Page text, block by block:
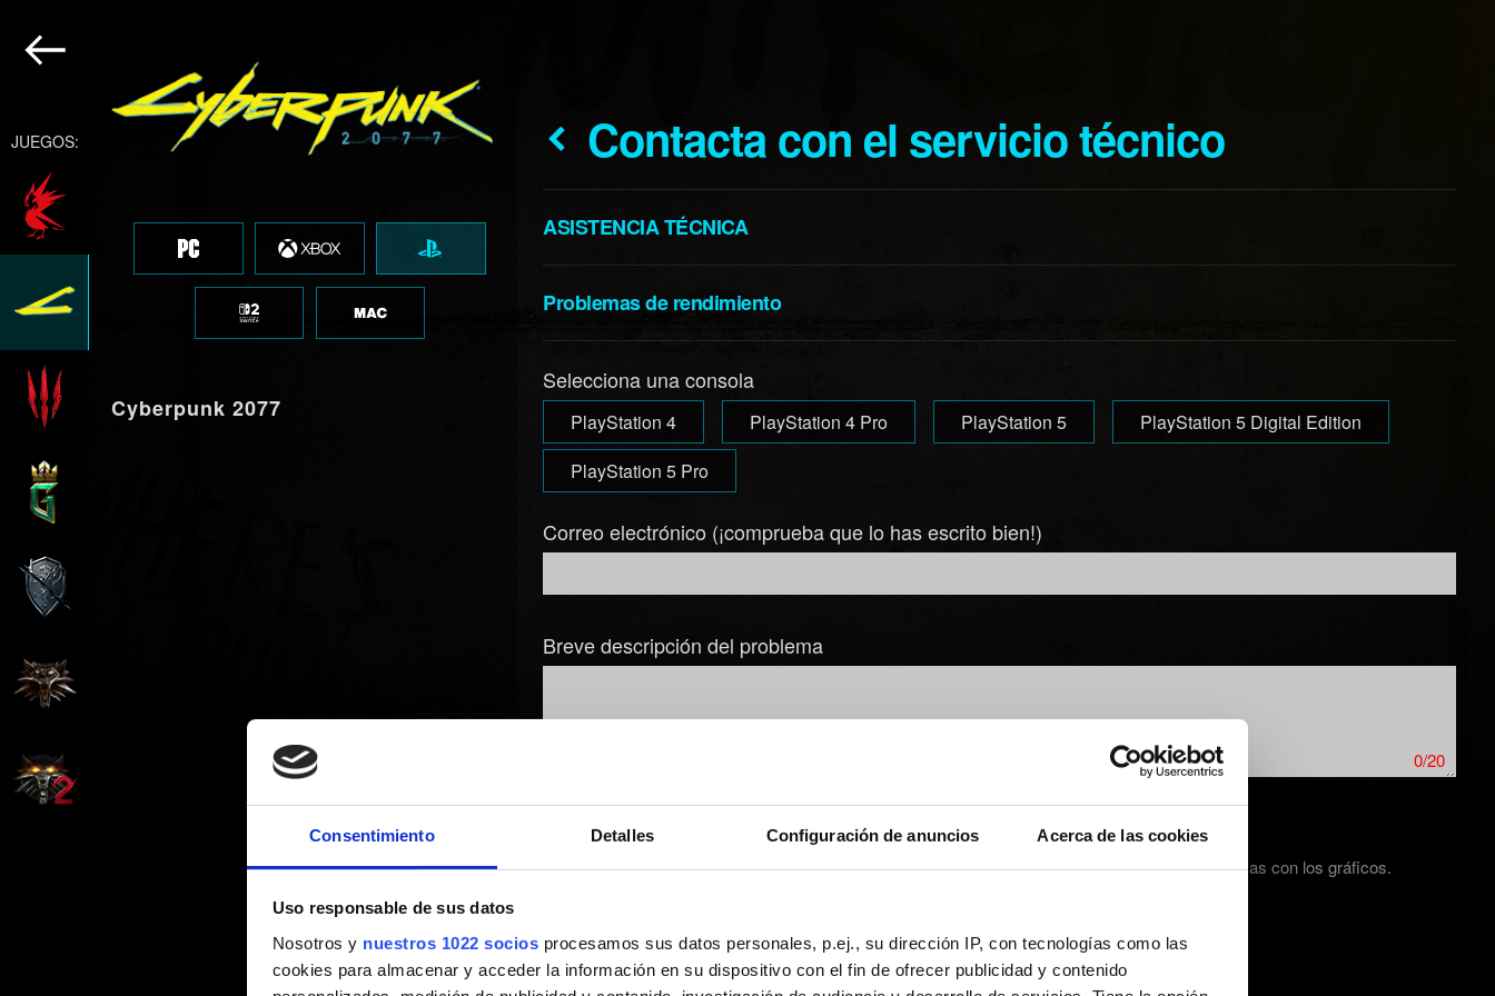
Consentimiento Detalles Configuración de anuncios Acerca de las cookies
Uso responsable de sus datos
Nosotros y nuestros 1022 socios procesamos sus datos personales, p.ej., su dirección IP, con tecnologías como las
cookies para almacenar y acceder la información en su dispositivo con el fin de ofrecer publicidad y contenido
JUEGOS:
Cyberpunk 2077
Contacta con el servicio técnico
ASISTENCIA TÉCNICA
Problemas de rendimiento
Selecciona una consola
PlayStation 4 PlayStation 4 Pro PlayStation 5
PlayStation 5 Digital Edition
PlayStation 5 Pro
Correo electrónico (¡comprueba que lo has escrito bien!)
Breve descripción del problema
0/20
Añadir archivo
Puedes adjuntar un archivo a tu informe, por ejemplo: una captura de pantalla en caso de problemas con los gráficos.
Explorar